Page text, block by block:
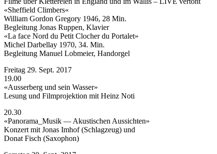
«Sheffield Climbers«
William Gordon Gregory 1946, 28 Min.
Begleitung Jonas Ruppen, Klavier
«La face Nord du Petit Clocher du Portalet»
Michel Darbellay 1970, 34. Min.
Begleitung Manuel Lobmeier, Handorgel
Freitag 29. Sept. 2017
19.00
«Ausserberg und sein Wasser»
Lesung und Filmprojektion mit Heinz Noti
20.30
«Panorama_Musik — Akustischen Aussichten»
Konzert mit Jonas Imhof (Schlagzeug) und
Donat Fisch (Saxophon)